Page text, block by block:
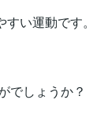
い運動です。
でしょうか？